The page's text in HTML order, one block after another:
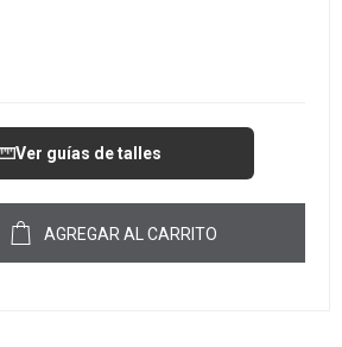
Ver guías de talles
AGREGAR AL CARRITO